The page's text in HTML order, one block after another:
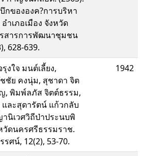
กขององค?การบริหา
าเภอเมือง จังหวัด
สารการพัฒนาชุมชน
628-639.
งใจ มนต์เลี้ยง,
ชัย คงนุ่ม, สุชาดา จิต
, พิมพ์ลภัส จิตต์ธรรม,
ละสุดารัตน์ แก้วกลับ
นิเวศวิถีป่าประนบพิ
วัดนครศรีธรรมราช.
ศน์, 12(2), 53-70.
1942